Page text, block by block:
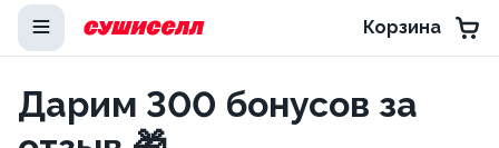
Корзина
Дарим 300 бонусов за